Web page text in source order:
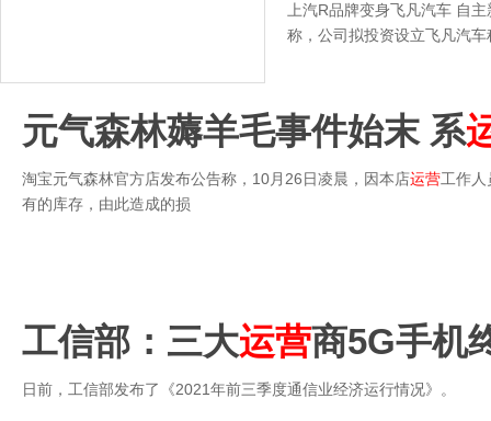
上汽R品牌变身飞凡汽车 自
称，公司拟投资设立飞凡汽
元气森林薅羊毛事件始末 系
淘宝元气森林官方店发布公告称，10月26日凌晨，因本店运营工作
有的库存，由此造成的损
工信部：三大运营商5G手机
日前，工信部发布了《2021年前三季度通信业经济运行情况》。